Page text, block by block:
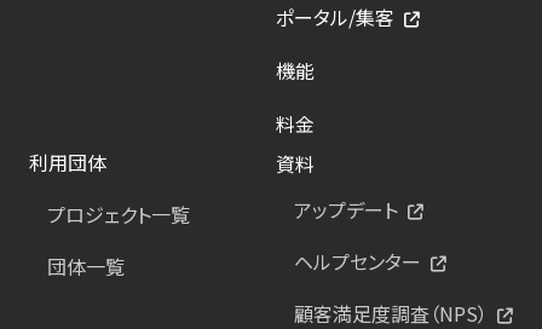
ポータル/集客
機能
料金
利用団体
プロジェクト一覧
団体一覧
資料
アップデート
ヘルプセンター
顧客満足度調査（NPS）